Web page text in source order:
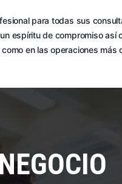
para todas sus
espíritu de compromiso
en las operaciones más